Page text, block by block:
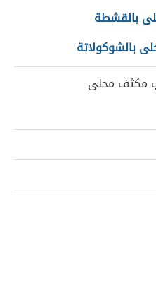
بالقشطة
بالشوكولاتة